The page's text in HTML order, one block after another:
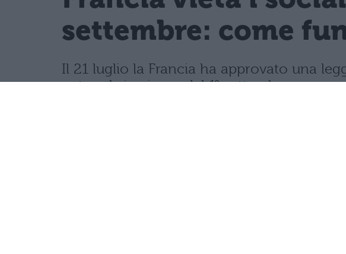
settembre: come
Il 21 luglio la Francia ha approvato una
network, in vigore dal 1° settembre.